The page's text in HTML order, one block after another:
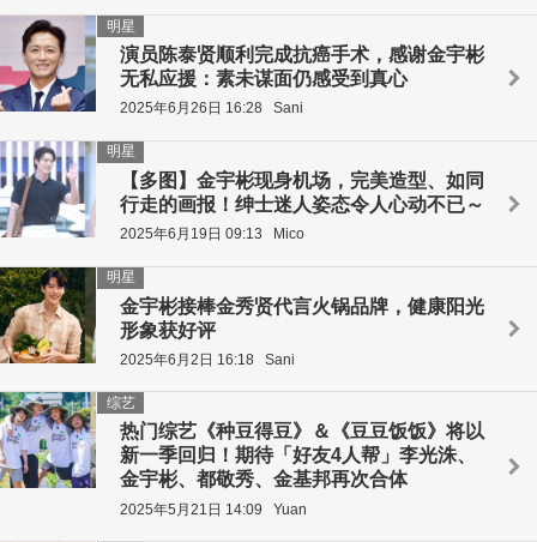
演员陈泰贤顺利完成抗癌手术，感谢金宇彬
无私应援：素未谋面仍感受到真心
明星
2025年6月26日 16:28 Sani
【多图】金宇彬现身机场，完美造型、如同
行走的画报！绅士迷人姿态令人心动不已～
明星
2025年6月19日 09:13 Mico
金宇彬接棒金秀贤代言火锅品牌，健康阳光
形象获好评
明星
2025年6月2日 16:18 Sani
热门综艺《种豆得豆》＆《豆豆饭饭》将以
新一季回归！期待「好友4人帮」李光洙、
金宇彬、都敬秀、金基邦再次合体
综艺
2025年5月21日 14:09 Yuan